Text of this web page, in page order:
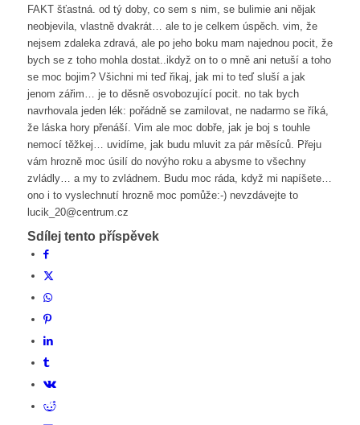
FAKT šťastná. od tý doby, co sem s nim, se bulimie ani nějak
neobjevila, vlastně dvakrát… ale to je celkem úspěch. vim, že
nejsem zdaleka zdravá, ale po jeho boku mam najednou pocit, že
bych se z toho mohla dostat..ikdyž on to o mně ani netuší a toho
se moc bojim? Všichni mi teď řikaj, jak mi to teď sluší a jak
jenom zářim… je to děsně osvobozující pocit. no tak bych
navrhovala jeden lék: pořádně se zamilovat, ne nadarmo se říká,
že láska hory přenáší. Vim ale moc dobře, jak je boj s touhle
nemocí těžkej… uvidíme, jak budu mluvit za pár měsíců. Přeju
vám hrozně moc úsilí do novýho roku a abysme to všechny
zvládly… a my to zvládnem. Budu moc ráda, když mi napíšete…
ono i to vyslechnutí hrozně moc pomůže:-) nevzdávejte to
lucik_20@centrum.cz
Sdílej tento příspěvek